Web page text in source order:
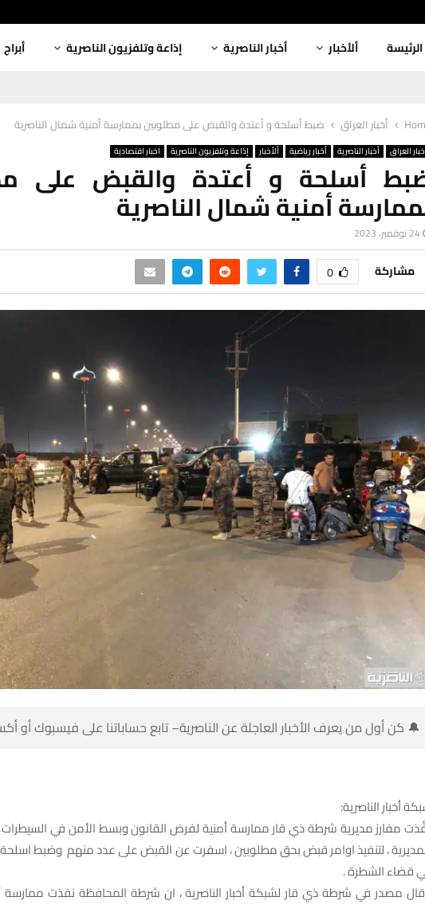
الرئيسة ألأخبار أخبار الناصرية إذاعة وتلفزيون الناصرية أبراج
أخبار العراق ضبط أسلحة و أعتدة والقبض على مطلوبين بممارسة أمنية شمال الناصرية
العراق أخبار الناصرية أخبار رياضية ألأخبار إذاعة وتلفزيون الناصرية اخبار اقتصادية
أسلحة و أعتدة والقبض على
أمنية شمال الناصرية
24 نوفمبر، 2023
مشاركة 0
🔔 كن أول من يعرف الأخبار العاجلة عن الناصرية– تابع حساباتنا على فيسبوك أو
أخبار الناصرية:
مفارز مديرية شرطة ذي قار ممارسة أمنية لفرض القانون وبسط الأمن في السيطرات
، لتنفيذ اوامر قبض بحق مطلوبين ، اسفرت عن القبض على عدد منهم وضبط
قضاء الشطرة .
مصدر في شرطة ذي قار لشبكة أخبار الناصرية ، ان شرطة المحافظة نفذت